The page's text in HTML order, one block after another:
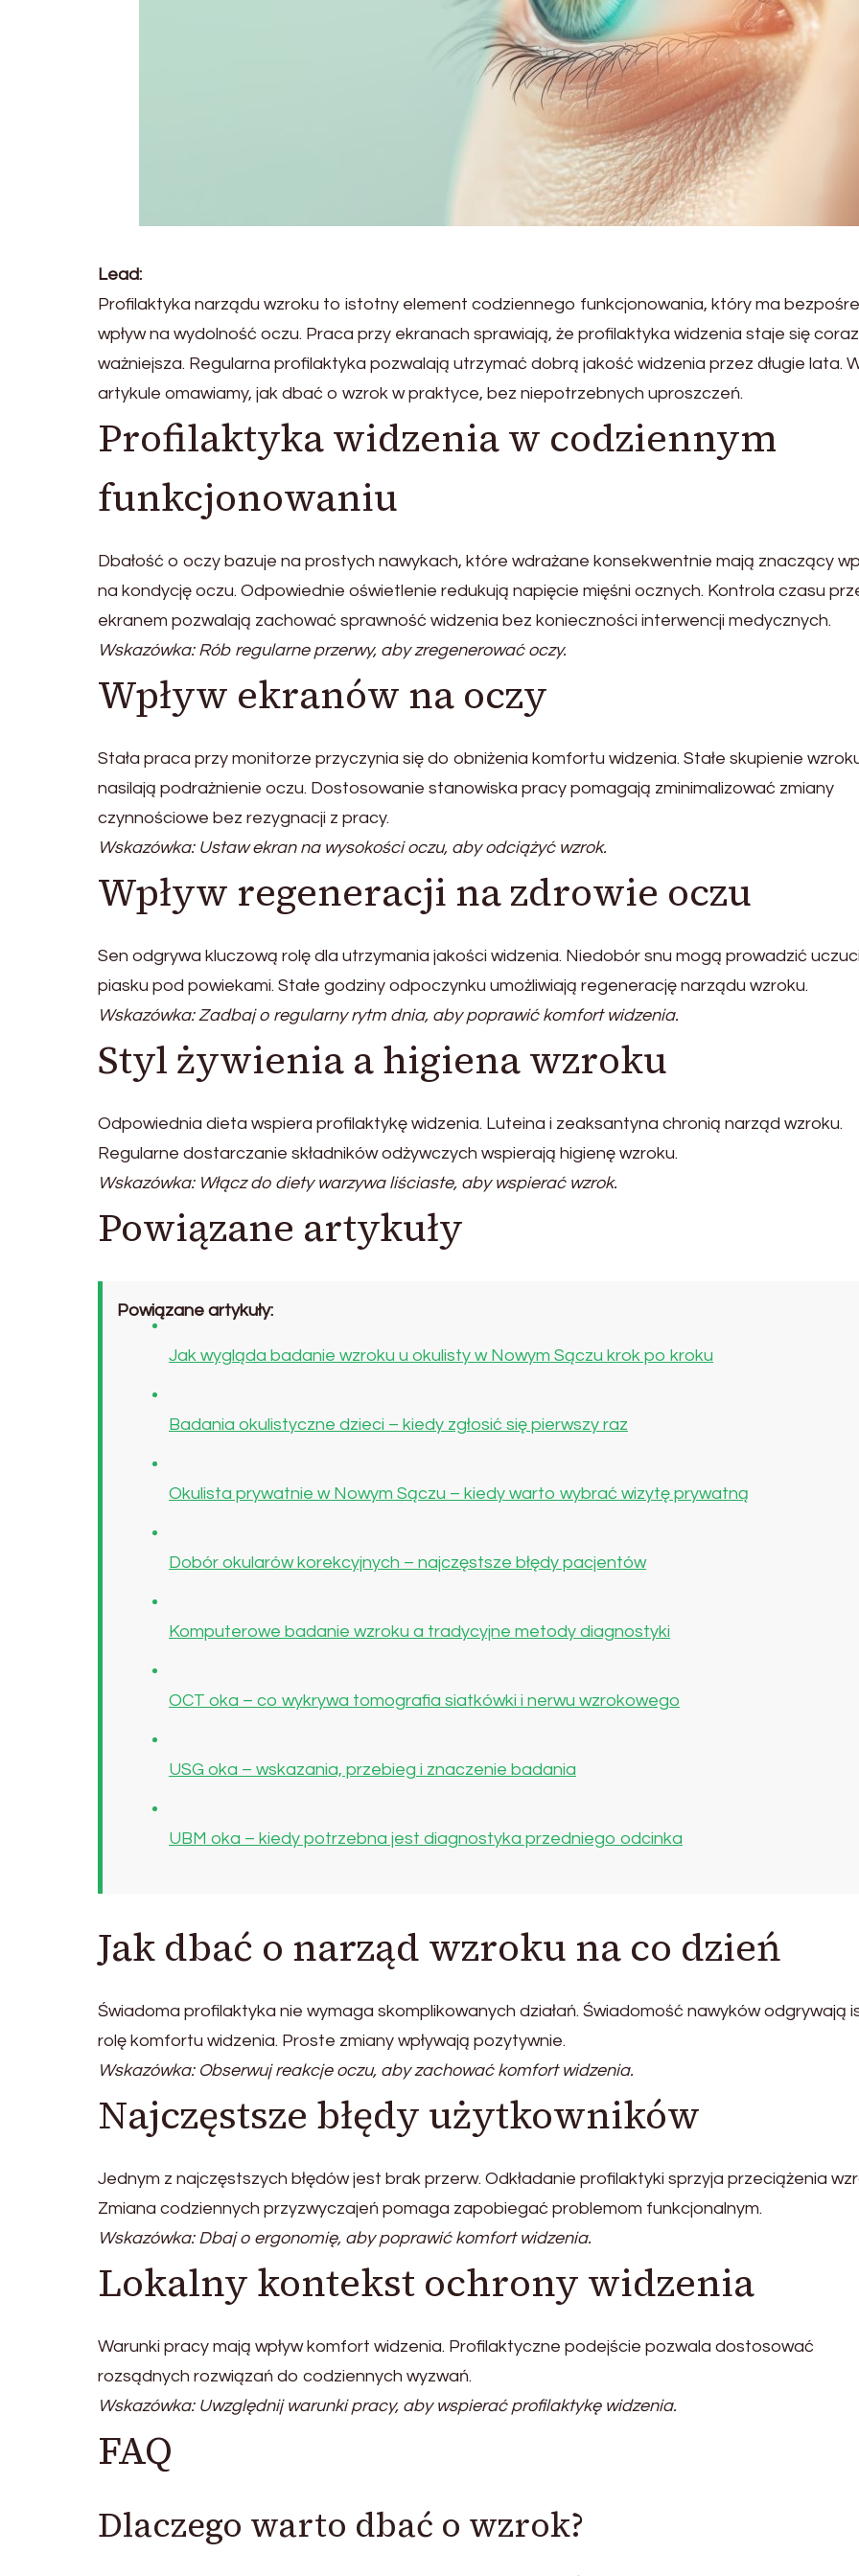
Lead:
Profilaktyka narządu wzroku to istotny element codziennego funkcjonowania, który ma
wpływ na wydolność oczu. Praca przy ekranach sprawiają, że profilaktyka widzenia staje się coraz
ważniejsza. Regularna profilaktyka pozwalają utrzymać dobrą jakość widzenia przez długie lata.
artykule omawiamy, jak dbać o wzrok w praktyce, bez niepotrzebnych uproszczeń.
Profilaktyka widzenia w codziennym
funkcjonowaniu
Dbałość o oczy bazuje na prostych nawykach, które wdrażane konsekwentnie mają znaczący
na kondycję oczu. Odpowiednie oświetlenie redukują napięcie mięśni ocznych. Kontrola czasu
ekranem pozwalają zachować sprawność widzenia bez konieczności interwencji medycznych.
Wskazówka: Rób regularne przerwy, aby zregenerować oczy.
Wpływ ekranów na oczy
Stała praca przy monitorze przyczynia się do obniżenia komfortu widzenia. Stałe skupienie
nasilają podrażnienie oczu. Dostosowanie stanowiska pracy pomagają zminimalizować zmiany
czynnościowe bez rezygnacji z pracy.
Wskazówka: Ustaw ekran na wysokości oczu, aby odciążyć wzrok.
Wpływ regeneracji na zdrowie oczu
Sen odgrywa kluczową rolę dla utrzymania jakości widzenia. Niedobór snu mogą prowadzić
piasku pod powiekami. Stałe godziny odpoczynku umożliwiają regenerację narządu wzroku.
Wskazówka: Zadbaj o regularny rytm dnia, aby poprawić komfort widzenia.
Styl żywienia a higiena wzroku
Odpowiednia dieta wspiera profilaktykę widzenia. Luteina i zeaksantyna chronią narząd wzroku.
Regularne dostarczanie składników odżywczych wspierają higienę wzroku.
Wskazówka: Włącz do diety warzywa liściaste, aby wspierać wzrok.
Powiązane artykuły
Powiązane artykuły:
Jak wygląda badanie wzroku u okulisty w Nowym Sączu krok po kroku
Badania okulistyczne dzieci – kiedy zgłosić się pierwszy raz
Okulista prywatnie w Nowym Sączu – kiedy warto wybrać wizytę prywatną
Dobór okularów korekcyjnych – najczęstsze błędy pacjentów
Komputerowe badanie wzroku a tradycyjne metody diagnostyki
OCT oka – co wykrywa tomografia siatkówki i nerwu wzrokowego
USG oka – wskazania, przebieg i znaczenie badania
UBM oka – kiedy potrzebna jest diagnostyka przedniego odcinka
Jak dbać o narząd wzroku na co dzień
Świadoma profilaktyka nie wymaga skomplikowanych działań. Świadomość nawyków odgrywają
rolę komfortu widzenia. Proste zmiany wpływają pozytywnie.
Wskazówka: Obserwuj reakcje oczu, aby zachować komfort widzenia.
Najczęstsze błędy użytkowników
Jednym z najczęstszych błędów jest brak przerw. Odkładanie profilaktyki sprzyja przeciążenia
Zmiana codziennych przyzwyczajeń pomaga zapobiegać problemom funkcjonalnym.
Wskazówka: Dbaj o ergonomię, aby poprawić komfort widzenia.
Lokalny kontekst ochrony widzenia
Warunki pracy mają wpływ komfort widzenia. Profilaktyczne podejście pozwala dostosować
rozsądnych rozwiązań do codziennych wyzwań.
Wskazówka: Uwzględnij warunki pracy, aby wspierać profilaktykę widzenia.
FAQ
Dlaczego warto dbać o wzrok?